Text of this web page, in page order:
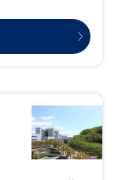
バルに強い大学特
ート号特集ページ
ゴールは「身に付く」
まな学問領域に触れる
から学べるのは総合大
科科目」を学ぶ土台に
名の卒業生が教員・保
の教育で豊かな人間性
ながら教職課程を学ぶこ
ています。 さらに「教
教育リサーチセンター」